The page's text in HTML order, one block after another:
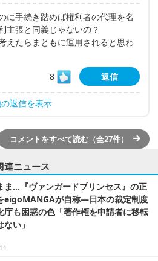
に手続き踏めば権利者の代理を名
主張と同義じゃないの？
えたらまともに運用されると思わ
8
返信
返信を表示
コメントをすべて読む（全27件）
連ニュース
ま…『ヴァンガードプリンセス』の正
eigoMANGAが自称―日本の裁定制度
庁も困惑の色「著作権を申請者に移転
い」